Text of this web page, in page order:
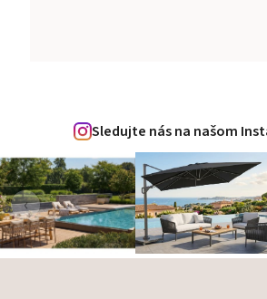
Sledujte nás na našom
‹